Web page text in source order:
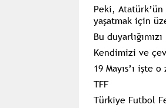
Peki,
yaşatmak için
Bu
Kendimizi ve
19 Mayıs’ı işte
TFF
Türkiye Futbol